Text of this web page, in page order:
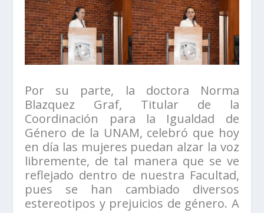
Por su parte, la doctora Norma
Blazquez Graf, Titular de la
Coordinación para la Igualdad de
Género de la UNAM, celebró que hoy
en día las mujeres puedan alzar la voz
libremente, de tal manera que se ve
reflejado dentro de nuestra Facultad,
pues se han cambiado diversos
estereotipos y prejuicios de género. A